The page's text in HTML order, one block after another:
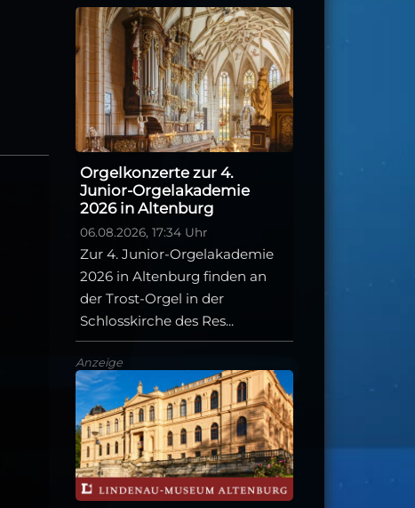
Orgelkonzerte zur 4.
Junior-Orgelakademie
2026 in Altenburg
06.08.2026, 17:34 Uhr
Zur 4. Junior-Orgelakademie
2026 in Altenburg finden an
der Trost-Orgel in der
Schlosskirche des Res...
Anzeige